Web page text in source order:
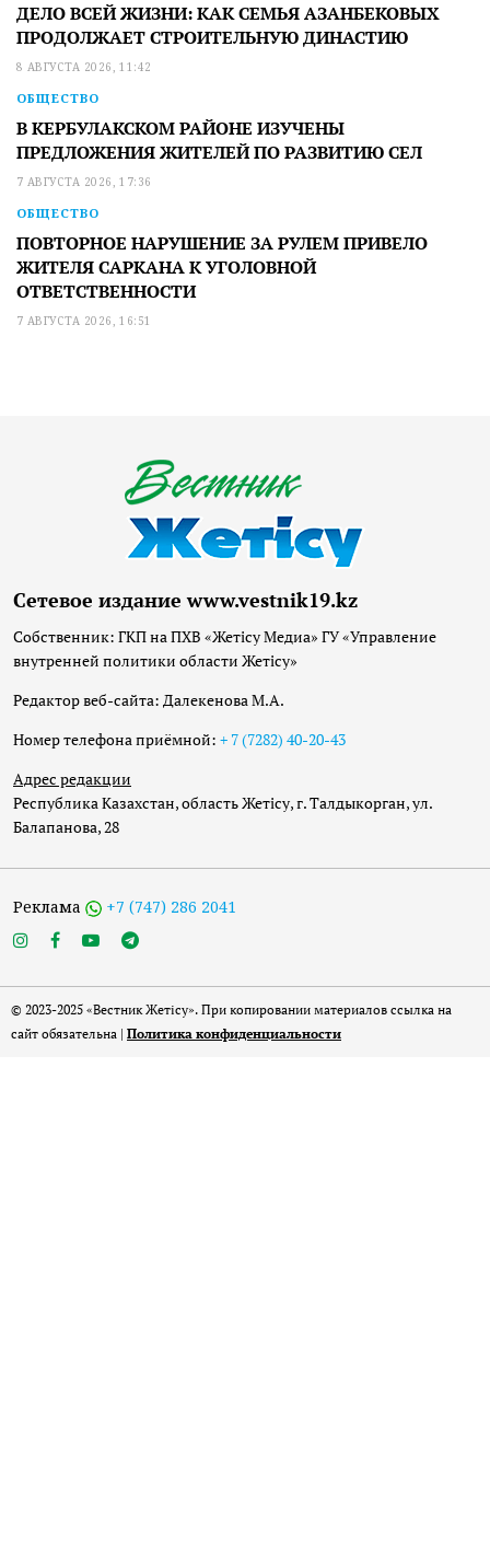
ДЕЛО ВСЕЙ ЖИЗНИ: КАК СЕМЬЯ АЗАНБЕКОВЫХ
ПРОДОЛЖАЕТ СТРОИТЕЛЬНУЮ ДИНАСТИЮ
8 АВГУСТА 2026, 11:42
ОБЩЕСТВО
В КЕРБУЛАКСКОМ РАЙОНЕ ИЗУЧЕНЫ
ПРЕДЛОЖЕНИЯ ЖИТЕЛЕЙ ПО РАЗВИТИЮ СЕЛ
7 АВГУСТА 2026, 17:36
ОБЩЕСТВО
ПОВТОРНОЕ НАРУШЕНИЕ ЗА РУЛЕМ ПРИВЕЛО
ЖИТЕЛЯ САРКАНА К УГОЛОВНОЙ
ОТВЕТСТВЕННОСТИ
7 АВГУСТА 2026, 16:51
Сетевое издание www.vestnik19.kz
Собственник: ГКП на ПХВ «Жетісу Медиа» ГУ «Управление
внутренней политики области Жетісу»
Редактор веб-сайта: Далекенова М.А.
Номер телефона приёмной: + 7 (7282) 40-20-43
Адрес редакции
Республика Казахстан, область Жетісу, г. Талдыкорган, ул.
Балапанова, 28
Реклама +7 (747) 286 2041
© 2023-2025 «Вестник Жетісу». При копировании материалов ссылка на
сайт обязательна | Политика конфиденциальности